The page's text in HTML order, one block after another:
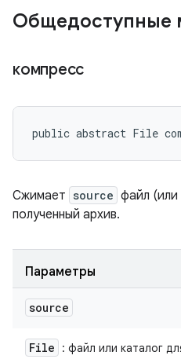
Общедоступные
компресс
public abstract File
Сжимает source файл (или
полученный архив.
Параметры
source
File : файл или каталог